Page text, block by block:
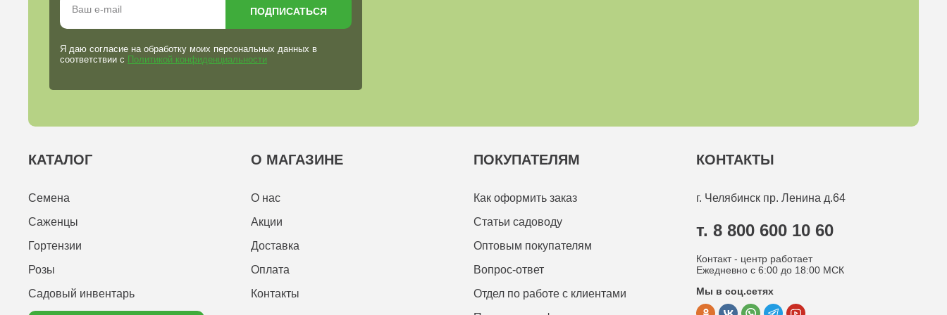
Я даю согласие на обработку моих персональных данных в
соответствии с Политикой конфиденциальности
ПОДПИСАТЬСЯ
КАТАЛОГ
Семена
Саженцы
Гортензии
Розы
Садовый инвентарь
О МАГАЗИНЕ
О нас
Акции
Доставка
Оплата
Контакты
ПОКУПАТЕЛЯМ
Как оформить заказ
Статьи садоводу
Оптовым покупателям
Вопрос-ответ
Отдел по работе с клиентами
КОНТАКТЫ
г. Челябинск пр. Ленина д.64
т. 8 800 600 10 60
Контакт - центр работает
Ежедневно с 6:00 до 18:00 МСК
Мы в соц.сетях